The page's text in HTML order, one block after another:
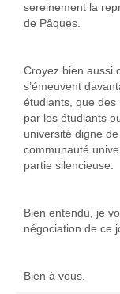
sereinement la
de Pâques.
Croyez bien aussi
s’émeuvent
étudiants, que
par les étudiants
université digne
communauté
partie silencieuse.
Bien entendu, je
négociation de ce
Bien à vous.